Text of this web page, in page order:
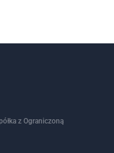
z Ograniczoną